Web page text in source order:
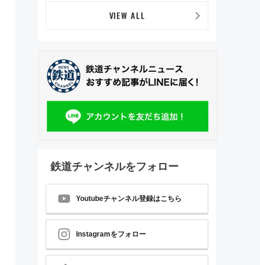
VIEW ALL
鉄道チャンネルをフォロー
Youtubeチャンネル登録はこちら
Instagramをフォロー